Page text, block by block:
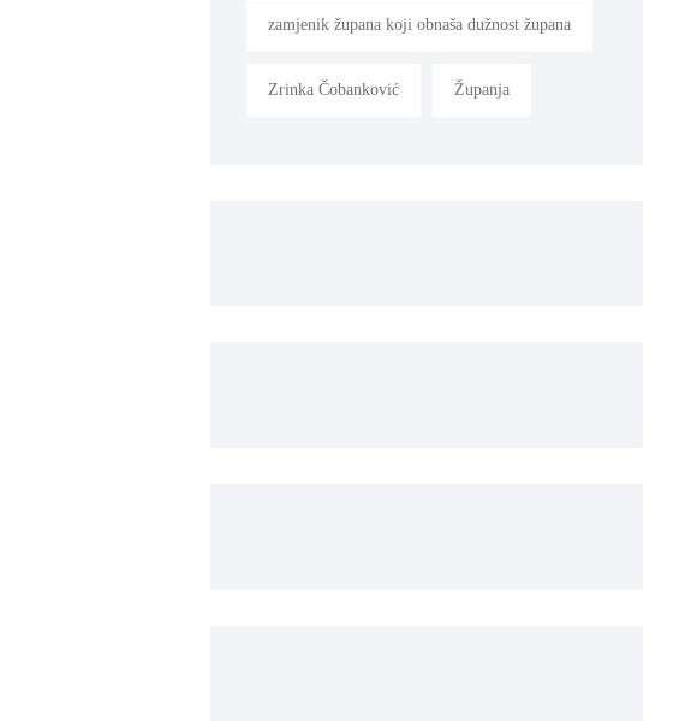
zamjenik župana koji obnaša dužnost župana
Zrinka Čobanković Županja